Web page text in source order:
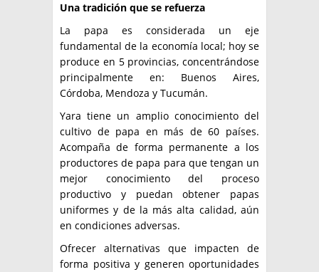
Una tradición que se refuerza
La papa es considerada un eje
fundamental de la economía local; hoy se
produce en 5 provincias, concentrándose
principalmente en: Buenos Aires,
Córdoba, Mendoza y Tucumán.
Yara tiene un amplio conocimiento del
cultivo de papa en más de 60 países.
Acompaña de forma permanente a los
productores de papa para que tengan un
mejor conocimiento del proceso
productivo y puedan obtener papas
uniformes y de la más alta calidad, aún
en condiciones adversas.
Ofrecer alternativas que impacten de
forma positiva y generen oportunidades